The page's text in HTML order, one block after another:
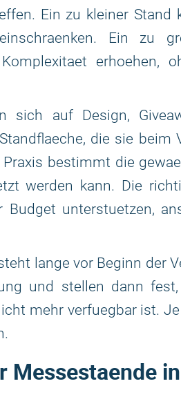
Ein zu kleiner Stand
Ein zu
erhoehen,
sich auf Design,
die sie beim
bestimmt die
werden kann. Die
unterstuetzen,
lange vor Beginn der
und stellen dann
mehr verfuegbar ist.
Messestaende